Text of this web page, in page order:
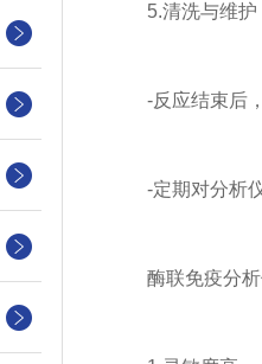
5.清洗与维护
-反应结束后，
-定期对分析仪
酶联免疫分析